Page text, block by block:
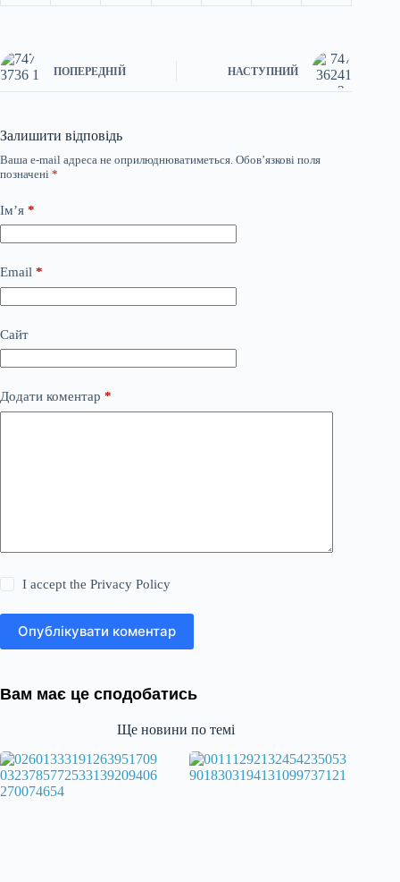
ПОПЕРЕДНІЙ НАСТУПНИЙ
Залишити відповідь
Ваша e-mail адреса не оприлюднюватиметься. Обов’язкові поля
позначені *
Ім’я *
Email *
Сайт
Додати коментар *
I accept thePrivacy Policy
Опублікувати коментар
Вам має це сподобатись
Ще новини по темі